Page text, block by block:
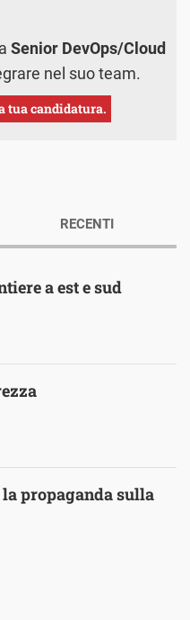
Senior DevOps/Cloud
nel suo team.
tua candidatura.
a est e sud
propaganda sulla
RECENTI